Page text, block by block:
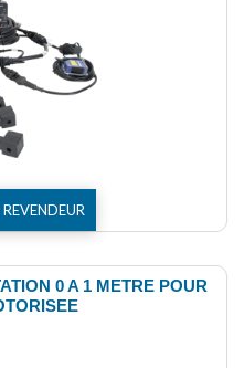
0 A 1 METRE POUR